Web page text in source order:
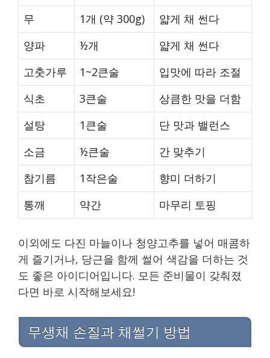
무
1개 (약 300g)
얇게 채 썬다
양파
½개
얇게 채 썬다
고춧가루
1~2큰술
입맛에 따라 조절
식초
3큰술
상큼한 맛을 더함
설탕
1큰술
단 맛과 밸런스
소금
½큰술
간 맞추기
참기름
1작은술
향미 더하기
통깨
약간 마무리 토핑
이외에도 다진 마늘이나 청양고추를 넣어 매콤하
게 즐기거나, 당근을 함께 썰어 색감을 더하는 것
도 좋은 아이디어입니다. 모든 준비물이 갖춰졌
다면 바로 시작해보세요!
무생채 손질과 채썰기 방법